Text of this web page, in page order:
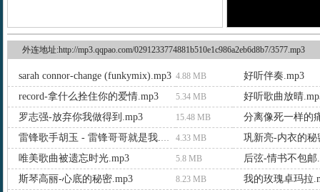
外连地址:http://mp3.qqpao.com/0291233774881b510e1c986a2eb6d8b7/3577.mp3
sarah connor-change (funkymix).mp3 4.88 MB
好听伴奏.mp3
record-拿什么拴住你的爱情.mp3
5.34 MB
好听歌曲放晴
罗志强-放弃你我做得到.mp3
15.48 MB 分离像死一样的
雷锋歌手胡玉 - 雷锋哥哥就是我.mp3 4.33 MB
巩新亮-内衣的秘
唯美歌曲被遗忘时光.mp3
5.8 MB
后弦-情书不包邮
斯琴高丽-心底的秘密.mp3
8.23 MB
我的玫瑰卓玛拉